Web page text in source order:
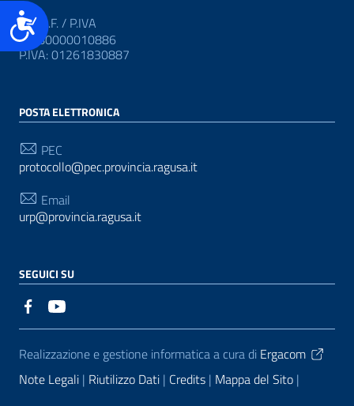
Accessibilità
C.F. / P.IVA
CF: 80000010886
P.IVA: 01261830887
POSTA ELETTRONICA
PEC
protocollo@pec.provincia.ragusa.it
Email
urp@provincia.ragusa.it
SEGUICI SU
Sezione Link Utili
Realizzazione e gestione informatica a cura di Ergacom
Note Legali Riutilizzo Dati Credits Mappa del Sito